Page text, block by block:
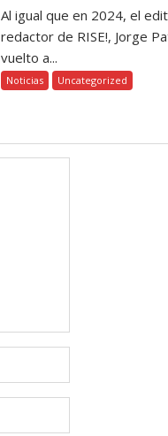
Al igual que en 2024, el
redactor de RISE!, Jorge
vuelto a...
Noticias Uncategorized